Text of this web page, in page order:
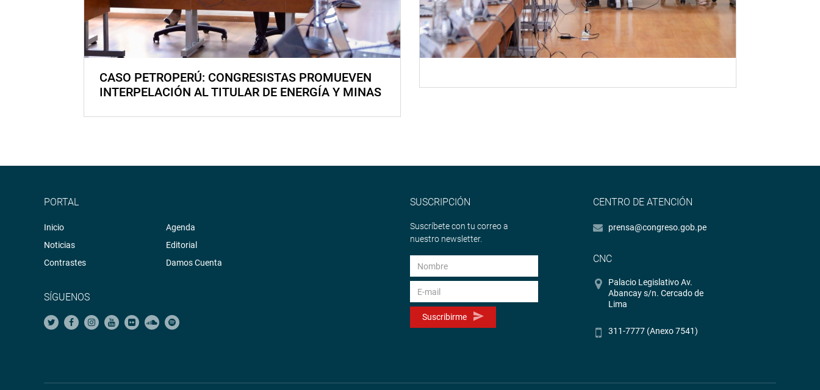
CASO PETROPERÚ: CONGRESISTAS PROMUEVEN
INTERPELACIÓN AL TITULAR DE ENERGÍA Y MINAS
PORTAL
Inicio
Noticias
Contrastes
Agenda
Editorial
Damos Cuenta
SÍGUENOS
SUSCRIPCIÓN
Suscríbete con tu correo a
nuestro newsletter.
Suscribirme
CENTRO DE ATENCIÓN
prensa@congreso.gob.pe
CNC
Palacio Legislativo Av.
Abancay s/n. Cercado de
Lima
311-7777 (Anexo 7541)